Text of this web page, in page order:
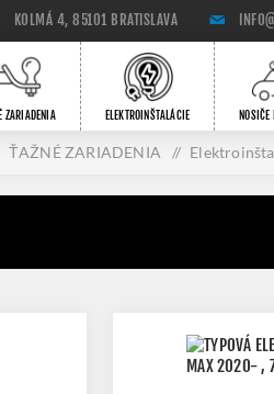
KOLMÁ 4, 85101 BRATISLAVA
ZARIADENIA ELEKTROINŠTALÁCIE NOSIČE
ŤAŽNÉ ZARIADENIA /